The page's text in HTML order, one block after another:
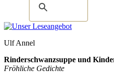
Ulf Annel
Rinderschwanzsuppe und
Fröhliche Gedichte